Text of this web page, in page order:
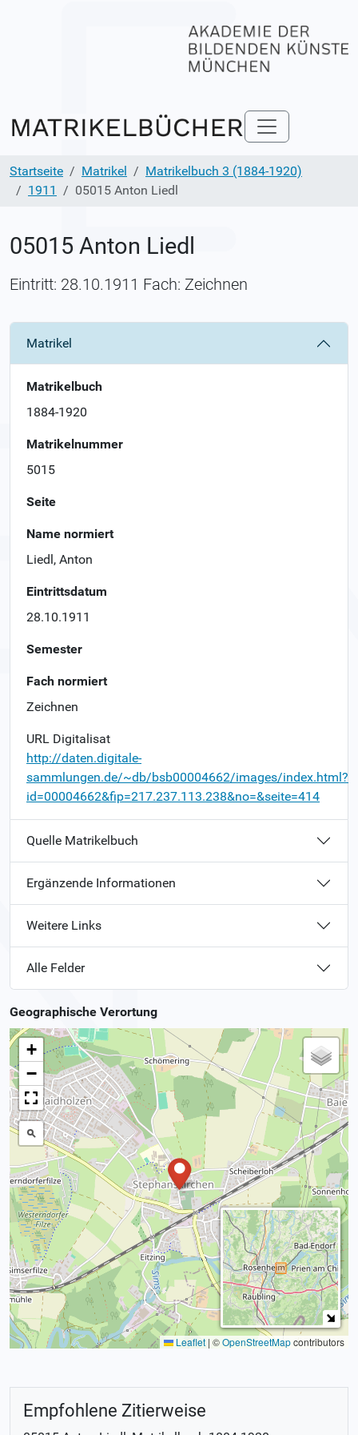
Startseite Matrikel
Matrikelbuch 3 (1884-1920)
1911
05015 Anton Liedl
05015 Anton Liedl
Eintritt: 28.10.1911 Fach: Zeichnen
Matrikel
Matrikelbuch
1884-1920
Matrikelnummer
5015
Seite
Name normiert
Liedl, Anton
Eintrittsdatum
28.10.1911
Semester
Fach normiert
Zeichnen
URL Digitalisat
http://daten.digitale-
sammlungen.de/~db/bsb00004662/images/index.html?
id=00004662&fip=217.237.113.238&no=&seite=414
Quelle Matrikelbuch
Ergänzende Informationen
Weitere Links
Alle Felder
Geographische Verortung
+
−
Leaflet | ©OpenStreetMapcontributors
Empfohlene Zitierweise